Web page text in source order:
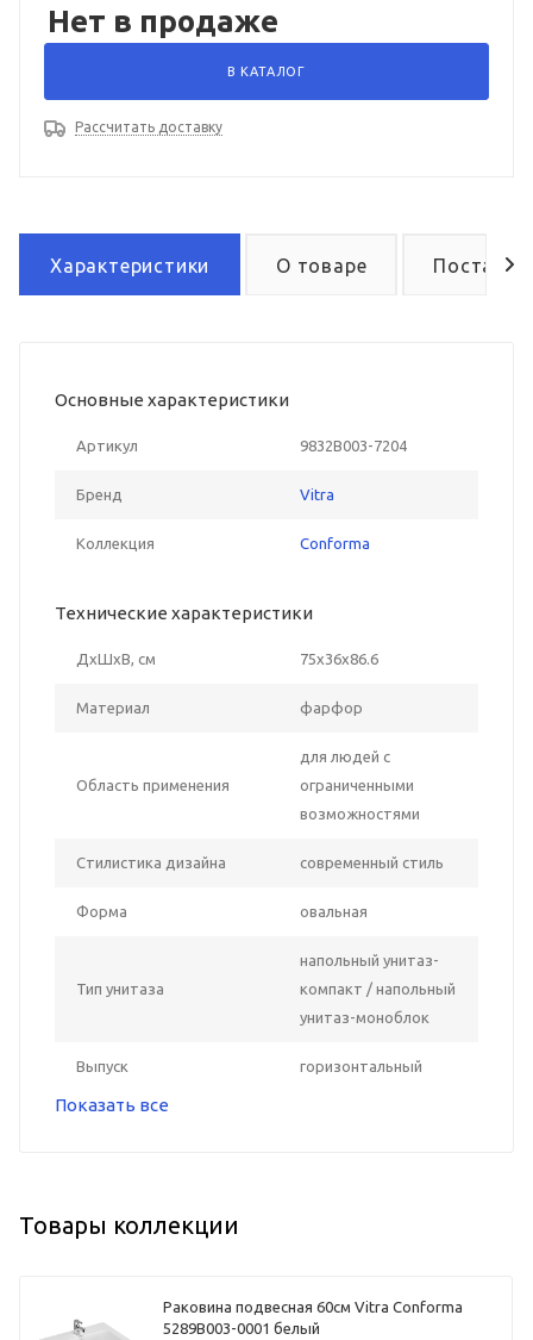
Нет в продаже
В КАТАЛОГ
Рассчитать доставку
Характеристики О товаре Поставка
Основные характеристики
Артикул 9832B003-7204
Бренд Vitra
Коллекция Conforma
Технические характеристики
ДxШxВ, см 75x36x86.6
Материал фарфор
Область применения
для людей с
ограниченными
возможностями
Стилистика дизайна современный стиль
Форма овальная
Тип унитаза
напольный унитаз-
компакт / напольный
унитаз-моноблок
Выпуск горизонтальный
Показать все
Товары коллекции
Раковина подвесная 60см Vitra Conforma
5289B003-0001 белый